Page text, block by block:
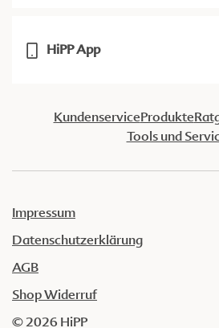
HiPP App
KundenserviceProdukte
Tools und
Impressum
Datenschutzerklärung
AGB
Shop Widerruf
© 2026 HiPP